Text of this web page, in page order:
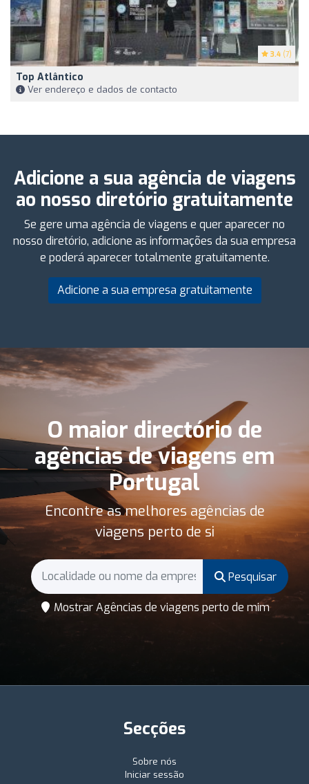
3.4 (7)
Top Atlântico
Ver endereço e dados de contacto
Adicione a sua agência de viagens
ao nosso diretório gratuitamente
Se gere uma agência de viagens e quer aparecer no
nosso diretório, adicione as informações da sua empresa
e poderá aparecer totalmente gratuitamente.
Adicione a sua empresa gratuitamente
O maior directório de
agências de viagens em
Portugal
Encontre as melhores agências de
viagens perto de si
Pesquisar
Mostrar Agências de viagens perto de mim
Secções
Sobre nós
Iniciar sessão